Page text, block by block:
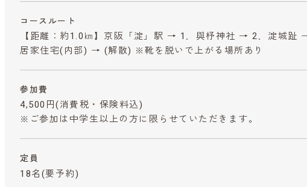
コースルート
【距離：約1.0㎞】京阪「淀」駅 → 1．與杼神社 → 2．淀城
居家住宅(内部) → (解散) ※靴を脱いで上がる場所あり
参加費
4,500円 (消費税・保険料込)
※ご参加は中学生以上の方に限らせていただきます。
定員
18名(要予約)